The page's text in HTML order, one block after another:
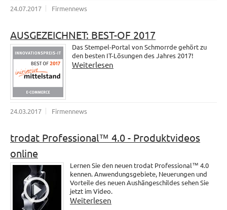
24.07.2017 Firmennews
AUSGEZEICHNET: BEST-OF 2017
Das Stempel-Portal von Schmorrde gehört zu
den besten IT-Lösungen des Jahres 2017!
Weiterlesen
24.03.2017 Firmennews
trodat Professional™ 4.0 - Produktvideos
online
Lernen Sie den neuen trodat Professional™ 4.0
kennen. Anwendungsgebiete, Neuerungen und
Vorteile des neuen Aushängeschildes sehen Sie
jetzt im Video.
Weiterlesen